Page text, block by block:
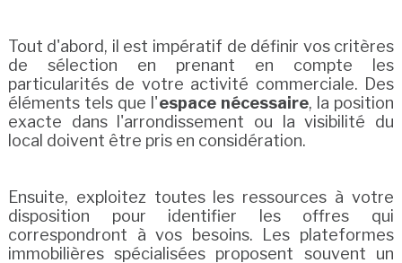
Tout d'abord, il est impératif de définir vos critères
de sélection en prenant en compte les
particularités de votre activité commerciale. Des
éléments tels que l'espace nécessaire, la position
exacte dans l'arrondissement ou la visibilité du
local doivent être pris en considération.
Ensuite, exploitez toutes les ressources à votre
disposition pour identifier les offres qui
correspondront à vos besoins. Les plateformes
immobilières spécialisées proposent souvent un